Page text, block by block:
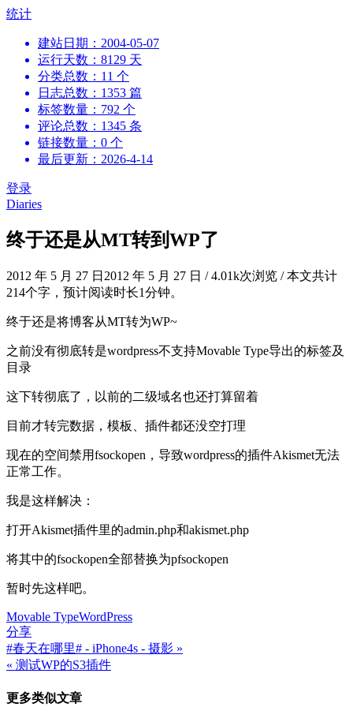
跳
统计
建站日期：2004-05-07
运行天数：8129 天
分类总数：11 个
日志总数：1353 篇
标签数量：792 个
评论总数：1345 条
链接数量：0 个
最后更新：2026-4-14
登录
Diaries
终于还是从MT转到WP了
2012 年 5 月 27 日 2012 年 5 月 27 日 /4.01k次浏览 /本文共计
214个字，预计阅读时长1分钟。
终于还是将博客从MT转为WP~
之前没有彻底转是wordpress不支持Movable Type导出的标签及
目录
这下转彻底了，以前的二级域名也还打算留着
目前才转完数据，模板、插件都还没空打理
现在的空间禁用fsockopen，导致wordpress的插件Akismet无法
正常工作。
我是这样解决：
打开Akismet插件里的admin.php和akismet.php
将其中的fsockopen全部替换为pfsockopen
暂时先这样吧。
Movable TypeWordPress
分享
文
章
#春天在哪里# - iPhone4s - 摄影 »
« 测试WP的S3插件
更多类似文章